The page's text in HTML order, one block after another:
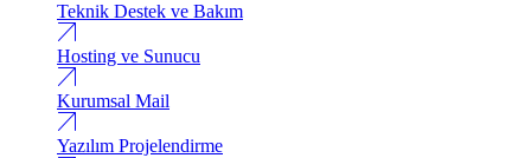
Teknik Destek ve Bakım
Hosting ve Sunucu
Kurumsal Mail
Yazılım Projelendirme